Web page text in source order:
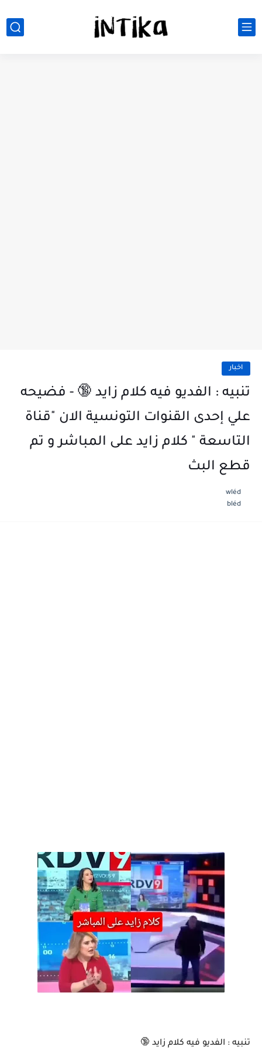
اخبار
تنبيه : الفديو فيه كلام زايد 🔞 - فضيحه
علي إحدى القنوات التونسية الان "قناة
التاسعة " كلام زايد على المباشر و تم
قطع البث
wléd
bléd
تنبيه : الفديو فيه كلام زايد 🔞